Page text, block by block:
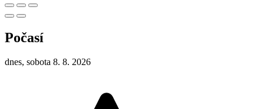
Počasí
dnes, sobota 8. 8. 2026